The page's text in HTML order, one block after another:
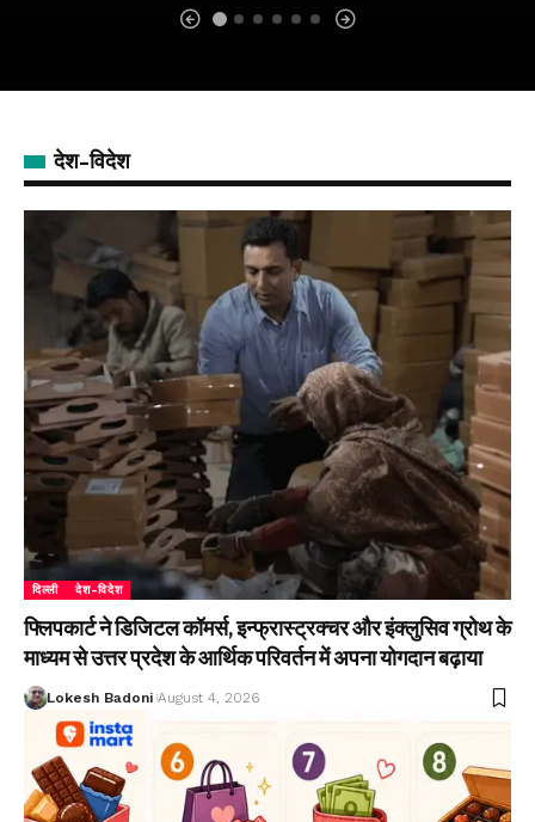
देश-विदेश
दिल्ली देश-विदेश
फ्लिपकार्ट ने डिजिटल कॉमर्स, इन्फ्रास्ट्रक्चर और इंक्लुसिव ग्रोथ के
माध्यम से उत्तर प्रदेश के आर्थिक परिवर्तन में अपना योगदान बढ़ाया
Lokesh Badoni August 4, 2026